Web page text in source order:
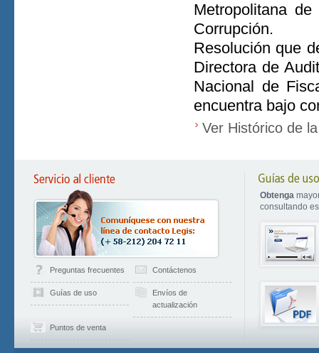
Metropolitana
Corrupción.
Resolución que
Directora de
Nacional de
encuentra bajo
Ver Histórico de
Preguntas frecuentes Contáctenos
Guías de uso
Envíos de
actualización
Puntos de venta
Obtenga
consultando